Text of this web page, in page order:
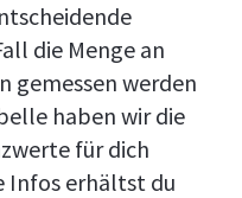
die Menge an
gemessen werden
haben wir die
für dich
Infos erhältst du